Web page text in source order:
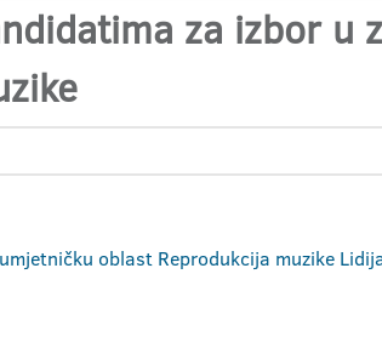
za izbor u
oblast Reprodukcija muzike